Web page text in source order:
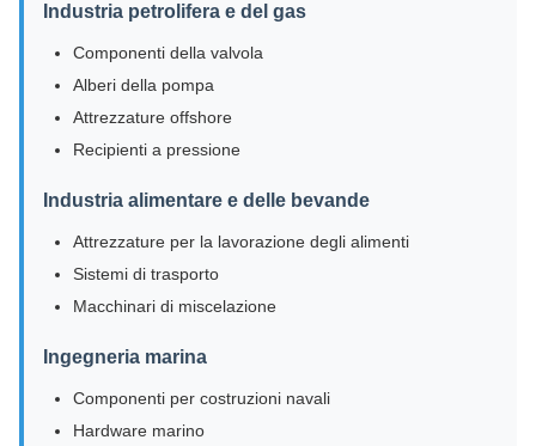
Industria petrolifera e del gas
Componenti della valvola
Alberi della pompa
Attrezzature offshore
Recipienti a pressione
Industria alimentare e delle bevande
Attrezzature per la lavorazione degli alimenti
Sistemi di trasporto
Macchinari di miscelazione
Ingegneria marina
Componenti per costruzioni navali
Hardware marino